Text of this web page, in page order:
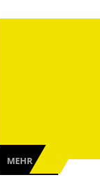
MEHR